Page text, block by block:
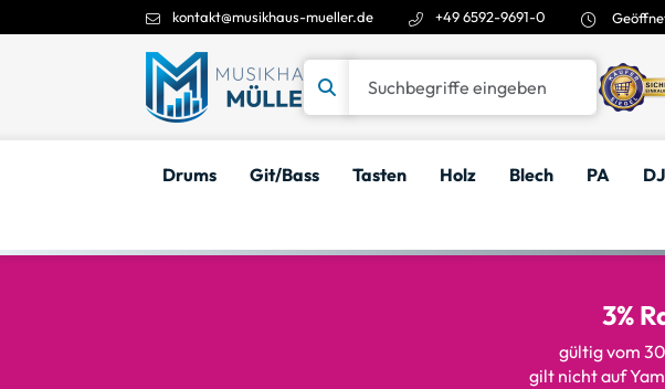
kontakt@musikhaus-mueller.de +49 6592-9691-0
Drums Git/Bass Tasten Holz Blech PA DJ
3%
gültig vom
gilt nicht auf